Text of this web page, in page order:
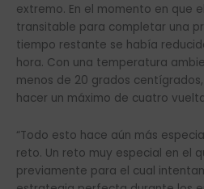
extremo. En el momento en que
transitable para completar una
tiempo restante se había
hora. Con una temperatura
menos de 20 grados
hacer un máximo de cuatro
“Todo esto hace aún más
reto. Un reto muy especial en el
previamente para el cual